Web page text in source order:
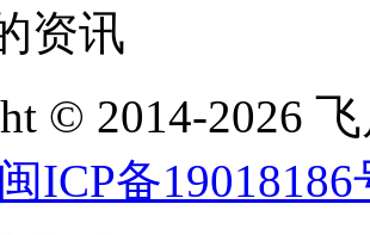
资讯
© 2014-2026
闽ICP备19018186